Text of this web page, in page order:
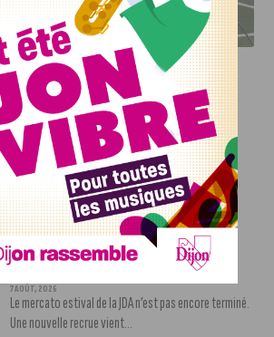
MONTÉE EN LIGUE 2
INFOS,SPORT
DFCO : Rencontre avec Pierre-Henri
Deballon, l’artisan de la montée en
Ligue 2
7 AOÛT, 2026
Le DFCO est de retour en Ligue 2 après trois ans
d’absence. La saison...
INFOS,SPORT
Nouvelle arrivée à la JDA Basket,
Shevon Thompson est dijonnais
7 AOÛT, 2026
Le mercato estival de la JDA n’est pas encore terminé.
Une nouvelle recrue vient...